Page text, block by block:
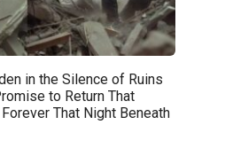
in the Silence of Ruins
to Return That
That Night Beneath